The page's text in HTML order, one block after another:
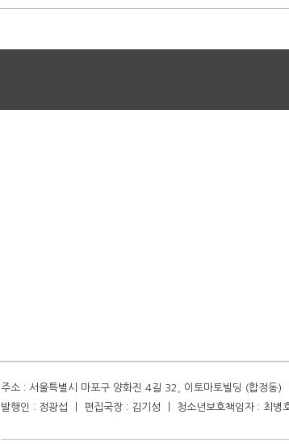
주소 : 서울특별시 마포구 양화진 4길 32, 이토마토빌딩 (합정
발행인 : 정광섭 ㅣ 편집국장 : 김기성 ㅣ 청소년보호책임자 :